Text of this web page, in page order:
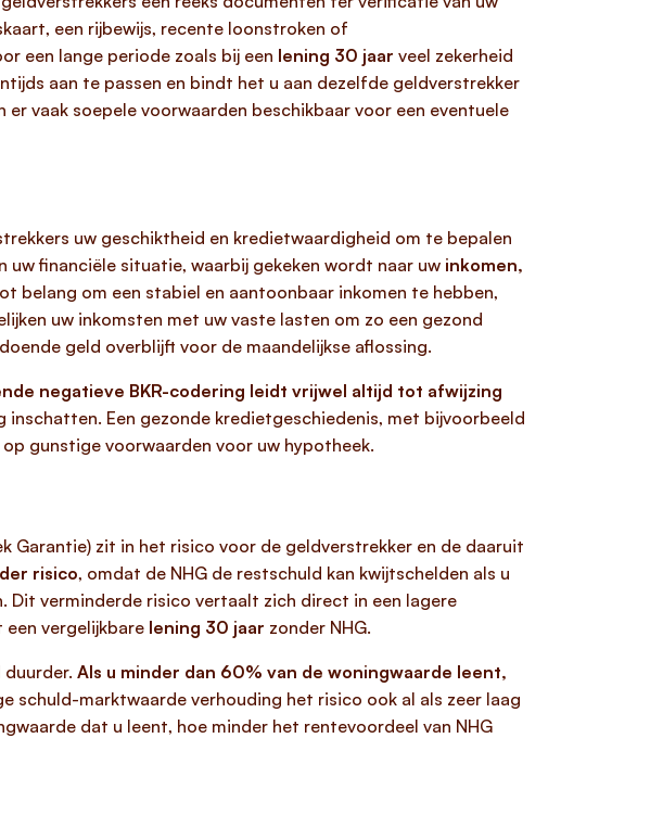
een rijbewijs, recente loonstroken of
een lange periode zoals bij een lening 30 jaar veel zekerheid
aan te passen en bindt het u aan dezelfde geldverstrekker
vaak soepele voorwaarden beschikbaar voor een eventuele
uw geschiktheid en kredietwaardigheid om te bepalen
financiële situatie, waarbij gekeken wordt naar uw inkomen,
belang om een stabiel en aantoonbaar inkomen te hebben,
uw inkomsten met uw vaste lasten om zo een gezond
geld overblijft voor de maandelijkse aflossing.
negatieve BKR-codering leidt vrijwel altijd tot afwijzing
Een gezonde kredietgeschiedenis, met bijvoorbeeld
gunstige voorwaarden voor uw hypotheek.
Garantie) zit in het risico voor de geldverstrekker en de daaruit
risico, omdat de NHG de restschuld kan kwijtschelden als u
verminderde risico vertaalt zich direct in een lagere
een vergelijkbare lening 30 jaar zonder NHG.
Als u minder dan 60% van de woningwaarde leent,
schuld-marktwaarde verhouding het risico ook al als zeer laag
dat u leent, hoe minder het rentevoordeel van NHG